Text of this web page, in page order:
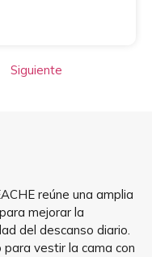
Siguiente
reúne una amplia
mejorar la
del descanso diario.
vestir la cama con